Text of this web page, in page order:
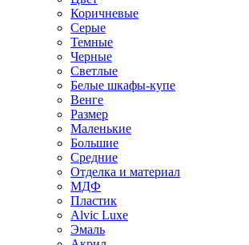
Коричневые
Серые
Темные
Черные
Светлые
Белые шкафы-купе
Венге
Размер
Маленькие
Большие
Средние
Отделка и материал
МДФ
Пластик
Alvic Luxe
Эмаль